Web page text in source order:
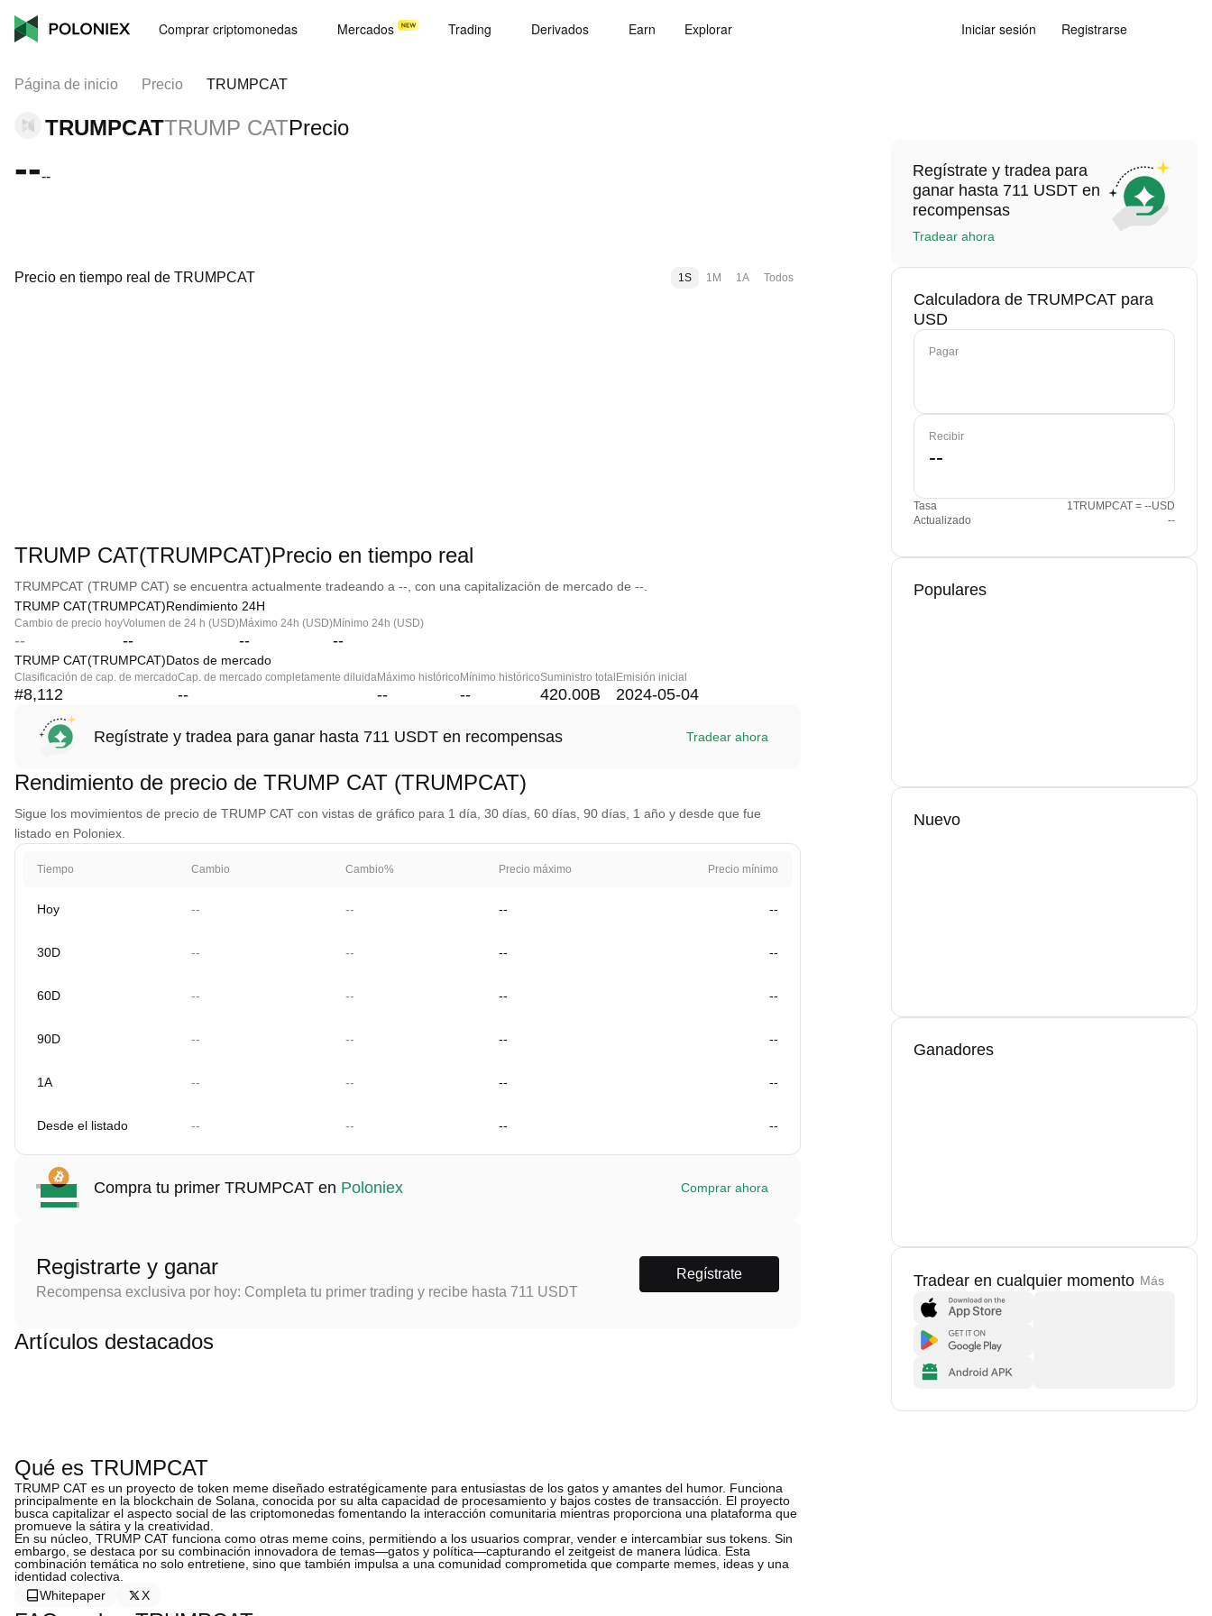
Comprar criptomonedas Mercados Trading Derivados Earn Explorar Iniciar sesión Registrarse
Página de inicio Precio TRUMPCAT
TRUMPCATTRUMP CATPrecio
----
Precio en tiempo real de TRUMPCAT 1S 1M 1A Todos
TRUMP CAT(TRUMPCAT)Precio en tiempo real
TRUMPCAT (TRUMP CAT) se encuentra actualmente tradeando a --, con una capitalización de mercado de --.
TRUMP CAT(TRUMPCAT)Rendimiento 24H
Cambio de precio hoy
--
Volumen de 24 h (USD)
--
Máximo 24h (USD)
--
Mínimo 24h (USD)
--
TRUMP CAT(TRUMPCAT)Datos de mercado
Clasificación de cap. de mercado
#8,112
Cap. de mercado completamente diluida
--
Máximo histórico
--
Mínimo histórico
--
Suministro total
420.00B
Emisión inicial
2024-05-04
Regístrate y tradea para ganar hasta 711 USDT en recompensas Tradear ahora
Rendimiento de precio de TRUMP CAT (TRUMPCAT)
Sigue los movimientos de precio de TRUMP CAT con vistas de gráfico para 1 día, 30 días, 60 días, 90 días, 1 año y desde que fue
listado en Poloniex.
Tiempo Cambio Cambio% Precio máximo Precio mínimo
Hoy -- -- -- --
30D -- -- -- --
60D -- -- -- --
90D -- -- -- --
1A -- -- -- --
Desde el listado -- -- -- --
Compra tu primer TRUMPCAT en Poloniex Comprar ahora
Registrarte y ganar
Recompensa exclusiva por hoy: Completa tu primer trading y recibe hasta 711 USDT
Regístrate
Artículos destacados
Qué es TRUMPCAT
TRUMP CAT es un proyecto de token meme diseñado estratégicamente para entusiastas de los gatos y amantes del humor. Funciona
principalmente en la blockchain de Solana, conocida por su alta capacidad de procesamiento y bajos costes de transacción. El proyecto
busca capitalizar el aspecto social de las criptomonedas fomentando la interacción comunitaria mientras proporciona una plataforma que
promueve la sátira y la creatividad.
En su núcleo, TRUMP CAT funciona como otras meme coins, permitiendo a los usuarios comprar, vender e intercambiar sus tokens. Sin
embargo, se destaca por su combinación innovadora de temas—gatos y política—capturando el zeitgeist de manera lúdica. Esta
combinación temática no solo entretiene, sino que también impulsa a una comunidad comprometida que comparte memes, ideas y una
identidad colectiva.
Whitepaper
X
Regístrate y tradea para
ganar hasta 711 USDT en
recompensas
Tradear ahora
Calculadora de TRUMPCAT para
USD
Pagar
Recibir
Tasa
1TRUMPCAT = --USD
Actualizado
--
Populares
Nuevo
Ganadores
Tradear en cualquier momento Más